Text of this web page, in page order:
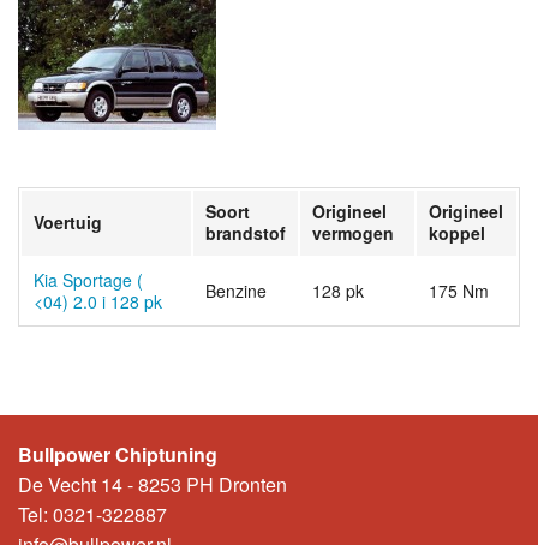
Voertuig
Soort
brandstof
Origineel
vermogen
Origineel
koppel
Kia Sportage (
<04) 2.0 i 128 pk
Benzine 128 pk 175 Nm
Bullpower Chiptuning
De Vecht 14 - 8253 PH Dronten
Tel: 0321-322887